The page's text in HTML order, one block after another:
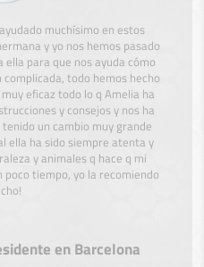
muchísimo en estos
y yo nos hemos pasado
para que nos ayuda cómo
todo hemos hecho
eficaz todo lo q Amelia ha
y consejos y nos ha
un cambio muy grande
ella ha sido siempre atenta y
y animales q hace q mi
tiempo, yo la recomiendo
en Barcelona